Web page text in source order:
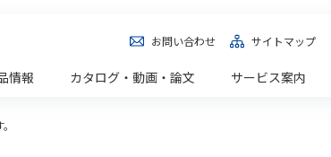
お問い合わせ サイトマップ
情報
カタログ・動画・論文 サービス案内